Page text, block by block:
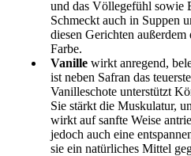
und das Völlegefühl sowie
Schmeckt auch in Suppen
diesen Gerichten
Farbe.
Vanille wirkt anregend,
ist neben Safran das
Vanilleschote unterstützt
Sie stärkt die Muskulatur,
wirkt auf sanfte Weise
jedoch auch eine
sie ein natürliches Mittel